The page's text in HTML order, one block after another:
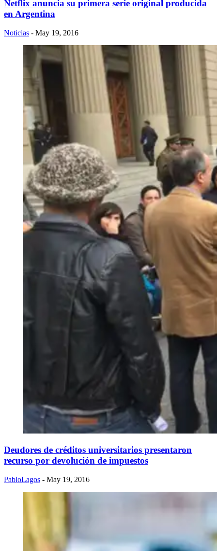
Netflix anuncia su primera serie original producida
en Argentina
Noticias - May 19, 2016
Deudores de créditos universitarios presentaron
recurso por devolución de impuestos
PabloLagos - May 19, 2016